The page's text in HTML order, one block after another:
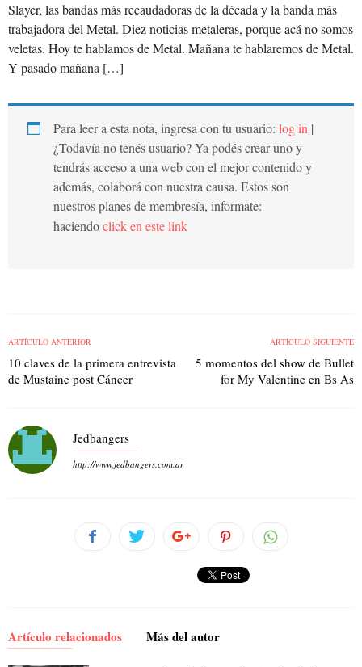
Slayer, las bandas más recaudadoras de la década y la banda más
trabajadora del Metal. Diez noticias metaleras, porque acá no somos
veletas. Hoy te hablamos de Metal. Mañana te hablaremos de Metal.
Y pasado mañana […]
Para leer a esta nota, ingresa con tu usuario: log in |
¿Todavía no tenés usuario? Ya podés crear uno y
tendrás acceso a una web con el mejor contenido y
además, colaborá con nuestra causa. Estos son
nuestros planes de membresía, informate:
haciendoclick en este link
ARTÍCULO ANTERIOR
10 claves de la primera entrevista
de Mustaine post Cáncer
ARTÍCULO SIGUIENTE
5 momentos del show de Bullet
for My Valentine en Bs As
Jedbangers
http://www.jedbangers.com.ar
Artículo relacionados Más del autor